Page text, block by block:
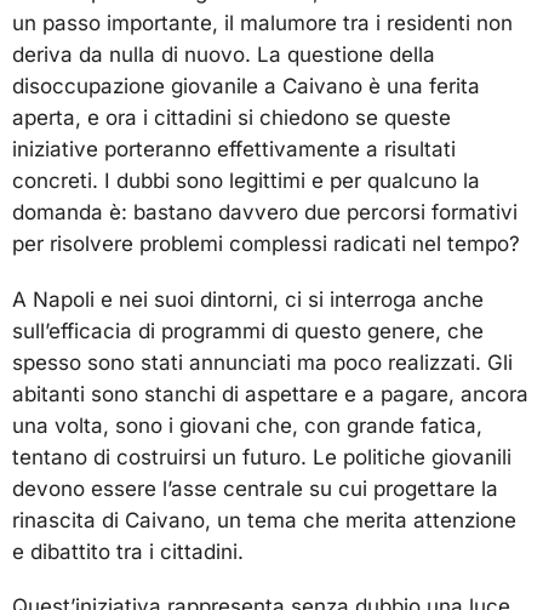
un passo importante, il malumore tra i residenti non
deriva da nulla di nuovo. La questione della
disoccupazione giovanile a Caivano è una ferita
aperta, e ora i cittadini si chiedono se queste
iniziative porteranno effettivamente a risultati
concreti. I dubbi sono legittimi e per qualcuno la
domanda è: bastano davvero due percorsi formativi
per risolvere problemi complessi radicati nel tempo?
A Napoli e nei suoi dintorni, ci si interroga anche
sull’efficacia di programmi di questo genere, che
spesso sono stati annunciati ma poco realizzati. Gli
abitanti sono stanchi di aspettare e a pagare, ancora
una volta, sono i giovani che, con grande fatica,
tentano di costruirsi un futuro. Le politiche giovanili
devono essere l’asse centrale su cui progettare la
rinascita di Caivano, un tema che merita attenzione
e dibattito tra i cittadini.